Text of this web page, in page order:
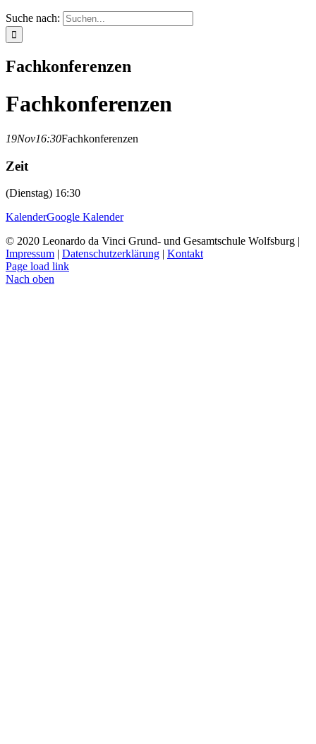
Suche nach:
Fachkonferenzen
Fachkonferenzen
19Nov16:30Fachkonferenzen
Zeit
(Dienstag) 16:30
KalenderGoogle Kalender
© 2020 Leonardo da Vinci Grund- und Gesamtschule Wolfsburg |
Impressum | Datenschutzerklärung | Kontakt
Page load link
Nach oben